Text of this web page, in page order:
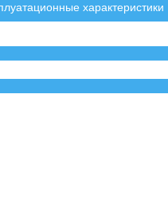
характеристики